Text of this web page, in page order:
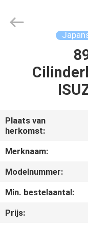
PRODUCTEN
ONGEVEER
ONS
Plaats van
herkomst:
Merknaam:
Modelnummer:
Min. bestelaantal:
Prijs: